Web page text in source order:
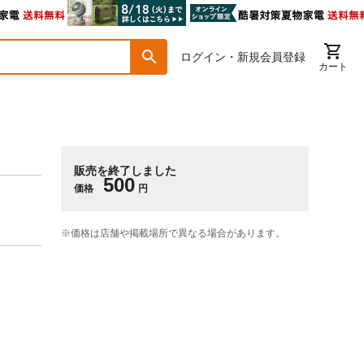
ログイン・新規会員登録
カート
販売を終了しました
価格 500 円
※価格は​店舗や​掲載場所で​異なる​場合が​あります。